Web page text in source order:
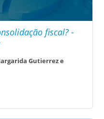
fiscal? -
Gutierrez e